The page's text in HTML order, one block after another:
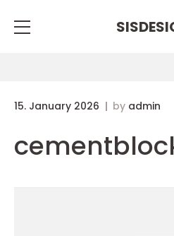
15. January 2026 by admin